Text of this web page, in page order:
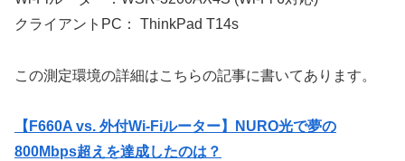
クライアントPC： ThinkPad T14s
この測定環境の詳細はこちらの記事に書いてあります。
【F660A vs. 外付Wi-Fiルーター】NURO光で夢の
800Mbps超えを達成したのは？